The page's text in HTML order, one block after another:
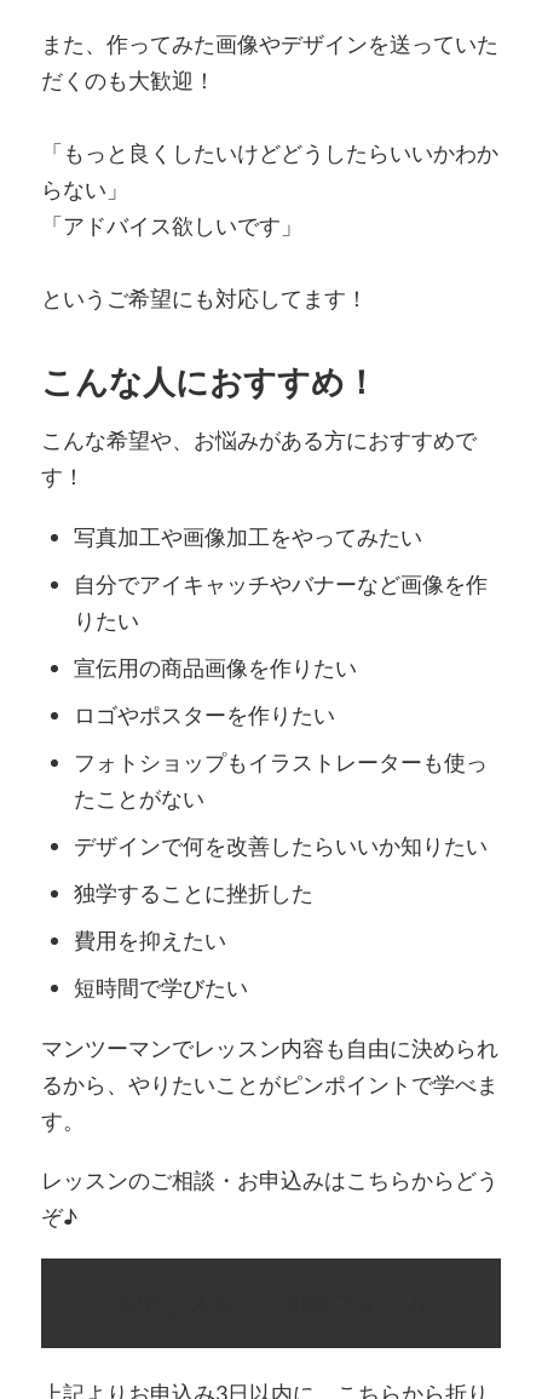
また、作ってみた画像やデザインを送っていた
だくのも大歓迎！
「もっと良くしたいけどどうしたらいいかわか
らない」
「アドバイス欲しいです」
というご希望にも対応してます！
こんな人におすすめ！
こんな希望や、お悩みがある方におすすめで
す！
写真加工や画像加工をやってみたい
自分でアイキャッチやバナーなど画像を作
りたい
宣伝用の商品画像を作りたい
ロゴやポスターを作りたい
フォトショップもイラストレーターも使っ
たことがない
デザインで何を改善したらいいか知りたい
独学することに挫折した
費用を抑えたい
短時間で学びたい
マンツーマンでレッスン内容も自由に決められ
るから、やりたいことがピンポイントで学べま
す。
レッスンのご相談・お申込みはこちらからどう
ぞ♪
上記よりお申込み3日以内に、こちらから折り